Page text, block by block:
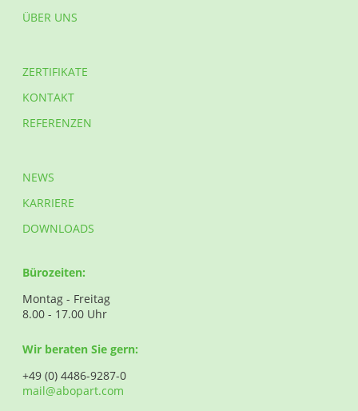
ÜBER UNS
ZERTIFIKATE
KONTAKT
REFERENZEN
NEWS
KARRIERE
DOWNLOADS
Bürozeiten:
Montag - Freitag
8.00 - 17.00 Uhr
Wir beraten Sie gern:
+49 (0) 4486-9287-0
mail@abopart.com